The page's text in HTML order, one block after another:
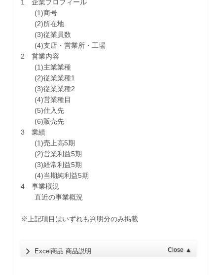
1 企業プロフィール
(1)商号
(2)所在地
(3)従業員数
(4)支店・営業所・工場
2 営業内容
(1)主業業種
(2)従業業種1
(3)従業業種2
(4)営業種目
(5)仕入先
(6)販売先
3 業績
(1)売上高5期
(2)営業利益5期
(3)経常利益5期
(4)当期純利益5期
4 事業概況
直近の事業概況
※上記項目はいずれも判明分のみ掲載
Excel商品 商品説明 Close ▲